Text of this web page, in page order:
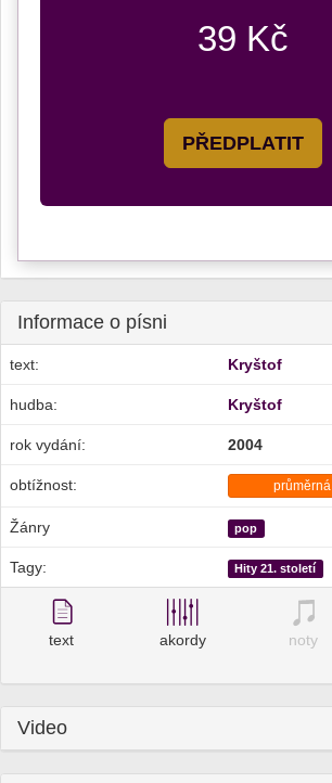
39 Kč
PŘEDPLATIT
Informace o písni
text: Kryštof
hudba: Kryštof
rok vydání: 2004
obtížnost: průměrná
Žánry pop
Tagy: Hity 21. století
text akordy noty
Video